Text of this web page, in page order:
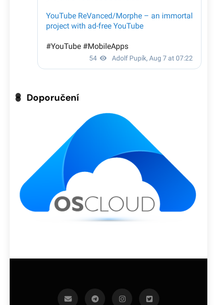
Doporučení